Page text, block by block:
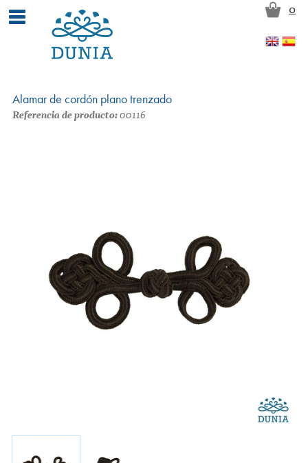
Pasar al contenido principal 0
Alamar de cordón plano trenzado
Referencia de producto:00116